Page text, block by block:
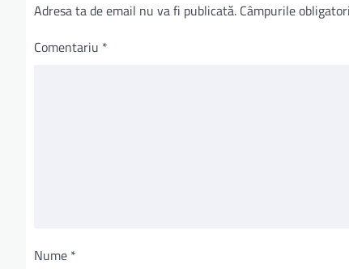
Adresa ta de email nu va fi publicată. Câmpurile
Comentariu *
Nume *